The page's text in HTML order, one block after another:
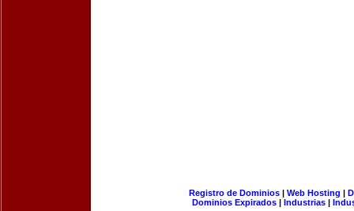
Registro de Dominios| Web Hosting |
Dominios Expirados | Industrias |